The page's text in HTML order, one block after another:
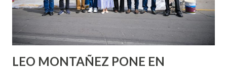
experimentarlo, pero como cualquier persona con
experiencia te dirá, siempre es mejor cuando ambas partes
son suficientemen...
LEO MONTAÑEZ PONE EN